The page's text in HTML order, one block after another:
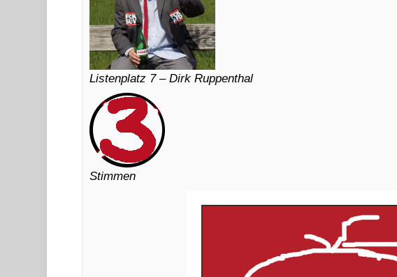
Listenplatz 7 – Dirk Ruppenthal
Stimmen